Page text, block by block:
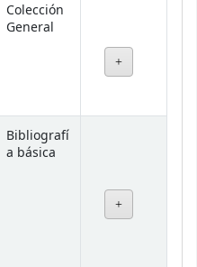
Colección
General
Bibliografí
a básica